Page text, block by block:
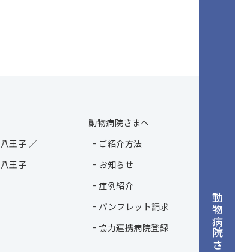
動物病院さまへ
王子 ／
王子
動物病院さまへ
ご紹介方法
お知らせ
症例紹介
パンフレット請求
協力連携病院登録